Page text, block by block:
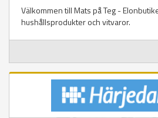
Välkommen till Mats på Teg -
hushållsprodukter och vitvaror.